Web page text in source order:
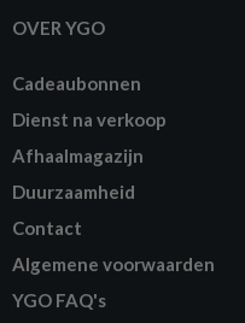
OVER YGO
Cadeaubonnen
Dienst na verkoop
Afhaalmagazijn
Duurzaamheid
Contact
Algemene voorwaarden
YGO FAQ's